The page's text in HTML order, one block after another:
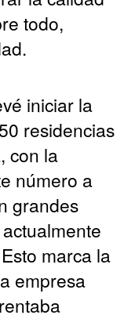
todo,
iniciar la
residencias
con la
número a
grandes
marca la
empresa